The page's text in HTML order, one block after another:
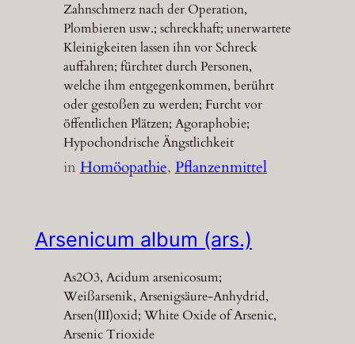
Zahnschmerz nach der Operation,
Plombieren usw.; schreckhaft; unerwartete
Kleinigkeiten lassen ihn vor Schreck
auffahren; fürchtet durch Personen,
welche ihm entgegenkommen, berührt
oder gestoßen zu werden; Furcht vor
öffentlichen Plätzen; Agoraphobie;
Hypochondrische Ängstlichkeit
inHomöopathie, Pflanzenmittel
Arsenicum album (ars.)
As2O3, Acidum arsenicosum;
Weißarsenik, Arsenigsäure-Anhydrid,
Arsen(III)oxid; White Oxide of Arsenic,
Arsenic Trioxide